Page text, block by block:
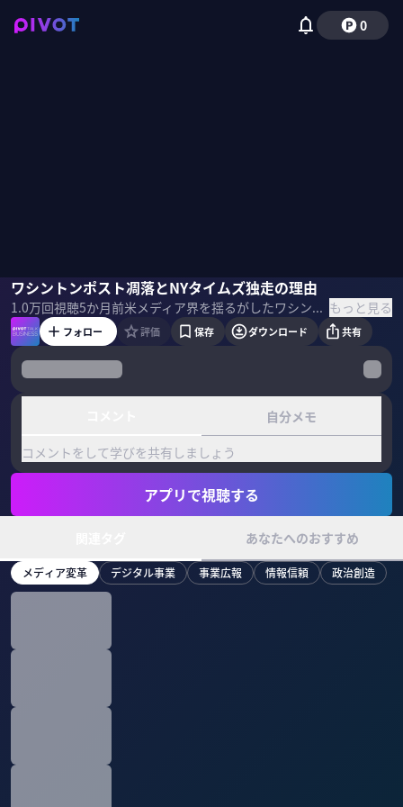
0
ワシントンポスト凋落とNYタイムズ独走の理由
1.0万回視聴5か月前 米メディア界を揺るがしたワシントン・ポストの大量解雇。かつての栄光から一転、なぜ「崖っぷち」に立たされたのか。読者離れやAI導入の迷走、ベゾス体制下の誤算を徹底分析。ニューヨーク・タイムズとの決定的な差を浮き彫りにし、メディアの未来を考察する。 ＜ゲスト＞ 津山 恵子｜ジャーナリスト ニューヨークに20年以上在住。フリーのジャーナリストとして米国政治社会、メディア、テクノロジーなどを長年取材し発信。専修大学ジャーナリズム学科講師。元共同通信社記者。 ＜目次＞ もっと見る
津山恵子小手森千紗
フォロー 評価 保存 ダウンロード 共有
自分メモ
コメントをして学びを共有しましょう
アプリで視聴する
あなたへのおすすめ
メディア変革 デジタル事業 事業広報 情報信頼 政治創造